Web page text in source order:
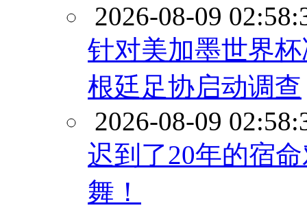
2026-08-09
针对美加墨世界
根廷足协启动调查
2026-08-09
迟到了20年的宿
舞！